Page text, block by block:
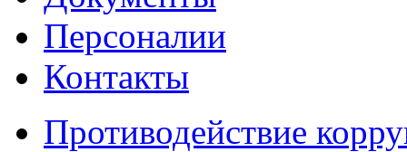
Персоналии
Контакты
Противодействие